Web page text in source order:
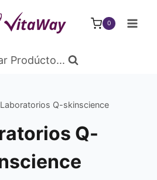
0
Prodúcto...
Laboratorios Q-skinscience
Q-